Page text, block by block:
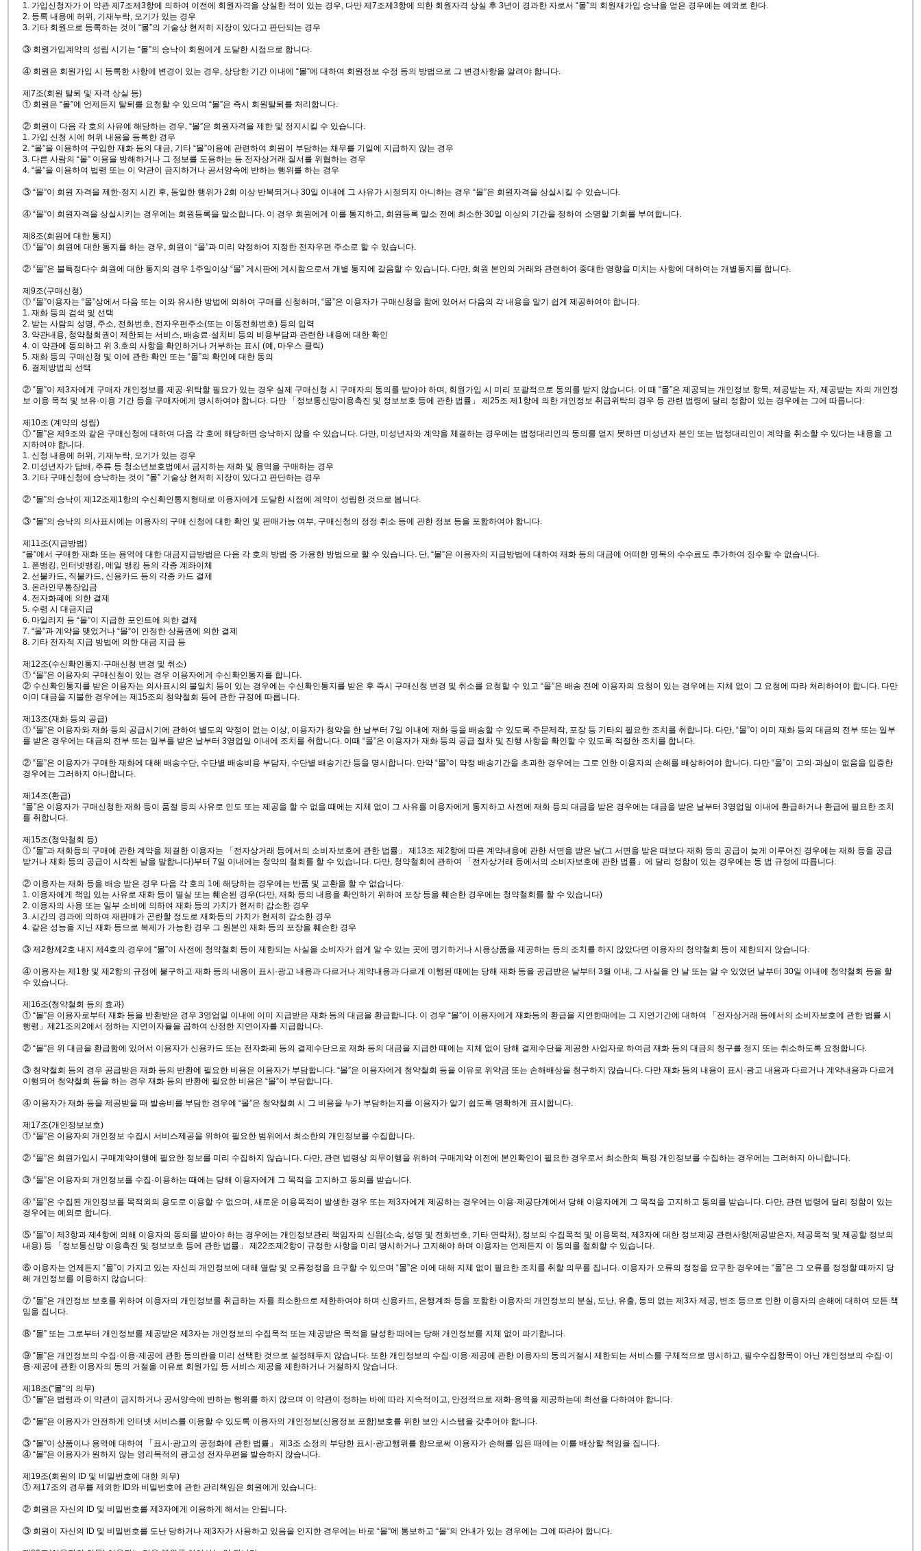
1. 가입신청자가 이 약관 제7조제3항에 의하여 이전에 회원자격을 상실한 적이 있는 경우, 다만 제7조제3항에 의한 회원자격 상실 후 3년이 경과한 자로서 “몰”의 회원재가입 승낙을 얻은 경우에는 예외로 한다.
2. 등록 내용에 허위, 기재누락, 오기가 있는 경우
3. 기타 회원으로 등록하는 것이 “몰”의 기술상 현저히 지장이 있다고 판단되는 경우
③ 회원가입계약의 성립 시기는 “몰”의 승낙이 회원에게 도달한 시점으로 합니다.
④ 회원은 회원가입 시 등록한 사항에 변경이 있는 경우, 상당한 기간 이내에 “몰”에 대하여 회원정보 수정 등의 방법으로 그 변경사항을 알려야 합니다.
제7조(회원 탈퇴 및 자격 상실 등)
① 회원은 “몰”에 언제든지 탈퇴를 요청할 수 있으며 “몰”은 즉시 회원탈퇴를 처리합니다.
② 회원이 다음 각 호의 사유에 해당하는 경우, “몰”은 회원자격을 제한 및 정지시킬 수 있습니다.
1. 가입 신청 시에 허위 내용을 등록한 경우
2. “몰”을 이용하여 구입한 재화 등의 대금, 기타 “몰”이용에 관련하여 회원이 부담하는 채무를 기일에 지급하지 않는 경우
3. 다른 사람의 “몰” 이용을 방해하거나 그 정보를 도용하는 등 전자상거래 질서를 위협하는 경우
4. “몰”을 이용하여 법령 또는 이 약관이 금지하거나 공서양속에 반하는 행위를 하는 경우
③ “몰”이 회원 자격을 제한·정지 시킨 후, 동일한 행위가 2회 이상 반복되거나 30일 이내에 그 사유가 시정되지 아니하는 경우 “몰”은 회원자격을 상실시킬 수 있습니다.
④ “몰”이 회원자격을 상실시키는 경우에는 회원등록을 말소합니다. 이 경우 회원에게 이를 통지하고, 회원등록 말소 전에 최소한 30일 이상의 기간을 정하여 소명할 기회를 부여합니다.
제8조(회원에 대한 통지)
① “몰”이 회원에 대한 통지를 하는 경우, 회원이 “몰”과 미리 약정하여 지정한 전자우편 주소로 할 수 있습니다.
② “몰”은 불특정다수 회원에 대한 통지의 경우 1주일이상 “몰” 게시판에 게시함으로서 개별 통지에 갈음할 수 있습니다. 다만, 회원 본인의 거래와 관련하여 중대한 영향을 미치는 사항에 대하여는 개별통지를 합니다.
제9조(구매신청)
① “몰”이용자는 “몰”상에서 다음 또는 이와 유사한 방법에 의하여 구매를 신청하며, “몰”은 이용자가 구매신청을 함에 있어서 다음의 각 내용을 알기 쉽게 제공하여야 합니다.
1. 재화 등의 검색 및 선택
2. 받는 사람의 성명, 주소, 전화번호, 전자우편주소(또는 이동전화번호) 등의 입력
3. 약관내용, 청약철회권이 제한되는 서비스, 배송료·설치비 등의 비용부담과 관련한 내용에 대한 확인
4. 이 약관에 동의하고 위 3.호의 사항을 확인하거나 거부하는 표시 (예, 마우스 클릭)
5. 재화 등의 구매신청 및 이에 관한 확인 또는 “몰”의 확인에 대한 동의
6. 결제방법의 선택
② “몰”이 제3자에게 구매자 개인정보를 제공·위탁할 필요가 있는 경우 실제 구매신청 시 구매자의 동의를 받아야 하며, 회원가입 시 미리 포괄적으로 동의를 받지 않습니다. 이 때 “몰”은 제공되는 개인정보 항목, 제공받는 자, 제공받는 자의 개인정
보 이용 목적 및 보유·이용 기간 등을 구매자에게 명시하여야 합니다. 다만 「정보통신망이용촉진 및 정보보호 등에 관한 법률」 제25조 제1항에 의한 개인정보 취급위탁의 경우 등 관련 법령에 달리 정함이 있는 경우에는 그에 따릅니다.
제10조 (계약의 성립)
① “몰”은 제9조와 같은 구매신청에 대하여 다음 각 호에 해당하면 승낙하지 않을 수 있습니다. 다만, 미성년자와 계약을 체결하는 경우에는 법정대리인의 동의를 얻지 못하면 미성년자 본인 또는 법정대리인이 계약을 취소할 수 있다는 내용을 고
지하여야 합니다.
1. 신청 내용에 허위, 기재누락, 오기가 있는 경우
2. 미성년자가 담배, 주류 등 청소년보호법에서 금지하는 재화 및 용역을 구매하는 경우
3. 기타 구매신청에 승낙하는 것이 “몰” 기술상 현저히 지장이 있다고 판단하는 경우
② “몰”의 승낙이 제12조제1항의 수신확인통지형태로 이용자에게 도달한 시점에 계약이 성립한 것으로 봅니다.
③ “몰”의 승낙의 의사표시에는 이용자의 구매 신청에 대한 확인 및 판매가능 여부, 구매신청의 정정 취소 등에 관한 정보 등을 포함하여야 합니다.
제11조(지급방법)
“몰”에서 구매한 재화 또는 용역에 대한 대금지급방법은 다음 각 호의 방법 중 가용한 방법으로 할 수 있습니다. 단, “몰”은 이용자의 지급방법에 대하여 재화 등의 대금에 어떠한 명목의 수수료도 추가하여 징수할 수 없습니다.
1. 폰뱅킹, 인터넷뱅킹, 메일 뱅킹 등의 각종 계좌이체
2. 선불카드, 직불카드, 신용카드 등의 각종 카드 결제
3. 온라인무통장입금
4. 전자화폐에 의한 결제
5. 수령 시 대금지급
6. 마일리지 등 “몰”이 지급한 포인트에 의한 결제
7. “몰”과 계약을 맺었거나 “몰”이 인정한 상품권에 의한 결제
8. 기타 전자적 지급 방법에 의한 대금 지급 등
제12조(수신확인통지·구매신청 변경 및 취소)
① “몰”은 이용자의 구매신청이 있는 경우 이용자에게 수신확인통지를 합니다.
② 수신확인통지를 받은 이용자는 의사표시의 불일치 등이 있는 경우에는 수신확인통지를 받은 후 즉시 구매신청 변경 및 취소를 요청할 수 있고 “몰”은 배송 전에 이용자의 요청이 있는 경우에는 지체 없이 그 요청에 따라 처리하여야 합니다. 다만
이미 대금을 지불한 경우에는 제15조의 청약철회 등에 관한 규정에 따릅니다.
제13조(재화 등의 공급)
① “몰”은 이용자와 재화 등의 공급시기에 관하여 별도의 약정이 없는 이상, 이용자가 청약을 한 날부터 7일 이내에 재화 등을 배송할 수 있도록 주문제작, 포장 등 기타의 필요한 조치를 취합니다. 다만, “몰”이 이미 재화 등의 대금의 전부 또는 일부
를 받은 경우에는 대금의 전부 또는 일부를 받은 날부터 3영업일 이내에 조치를 취합니다. 이때 “몰”은 이용자가 재화 등의 공급 절차 및 진행 사항을 확인할 수 있도록 적절한 조치를 합니다.
② “몰”은 이용자가 구매한 재화에 대해 배송수단, 수단별 배송비용 부담자, 수단별 배송기간 등을 명시합니다. 만약 “몰”이 약정 배송기간을 초과한 경우에는 그로 인한 이용자의 손해를 배상하여야 합니다. 다만 “몰”이 고의·과실이 없음을 입증한
경우에는 그러하지 아니합니다.
제14조(환급)
“몰”은 이용자가 구매신청한 재화 등이 품절 등의 사유로 인도 또는 제공을 할 수 없을 때에는 지체 없이 그 사유를 이용자에게 통지하고 사전에 재화 등의 대금을 받은 경우에는 대금을 받은 날부터 3영업일 이내에 환급하거나 환급에 필요한 조치
를 취합니다.
제15조(청약철회 등)
① “몰”과 재화등의 구매에 관한 계약을 체결한 이용자는 「전자상거래 등에서의 소비자보호에 관한 법률」 제13조 제2항에 따른 계약내용에 관한 서면을 받은 날(그 서면을 받은 때보다 재화 등의 공급이 늦게 이루어진 경우에는 재화 등을 공급
받거나 재화 등의 공급이 시작된 날을 말합니다)부터 7일 이내에는 청약의 철회를 할 수 있습니다. 다만, 청약철회에 관하여 「전자상거래 등에서의 소비자보호에 관한 법률」에 달리 정함이 있는 경우에는 동 법 규정에 따릅니다.
② 이용자는 재화 등을 배송 받은 경우 다음 각 호의 1에 해당하는 경우에는 반품 및 교환을 할 수 없습니다.
1. 이용자에게 책임 있는 사유로 재화 등이 멸실 또는 훼손된 경우(다만, 재화 등의 내용을 확인하기 위하여 포장 등을 훼손한 경우에는 청약철회를 할 수 있습니다)
2. 이용자의 사용 또는 일부 소비에 의하여 재화 등의 가치가 현저히 감소한 경우
3. 시간의 경과에 의하여 재판매가 곤란할 정도로 재화등의 가치가 현저히 감소한 경우
4. 같은 성능을 지닌 재화 등으로 복제가 가능한 경우 그 원본인 재화 등의 포장을 훼손한 경우
③ 제2항제2호 내지 제4호의 경우에 “몰”이 사전에 청약철회 등이 제한되는 사실을 소비자가 쉽게 알 수 있는 곳에 명기하거나 시용상품을 제공하는 등의 조치를 하지 않았다면 이용자의 청약철회 등이 제한되지 않습니다.
④ 이용자는 제1항 및 제2항의 규정에 불구하고 재화 등의 내용이 표시·광고 내용과 다르거나 계약내용과 다르게 이행된 때에는 당해 재화 등을 공급받은 날부터 3월 이내, 그 사실을 안 날 또는 알 수 있었던 날부터 30일 이내에 청약철회 등을 할
수 있습니다.
제16조(청약철회 등의 효과)
① “몰”은 이용자로부터 재화 등을 반환받은 경우 3영업일 이내에 이미 지급받은 재화 등의 대금을 환급합니다. 이 경우 “몰”이 이용자에게 재화등의 환급을 지연한때에는 그 지연기간에 대하여 「전자상거래 등에서의 소비자보호에 관한 법률 시
행령」제21조의2에서 정하는 지연이자율을 곱하여 산정한 지연이자를 지급합니다.
② “몰”은 위 대금을 환급함에 있어서 이용자가 신용카드 또는 전자화폐 등의 결제수단으로 재화 등의 대금을 지급한 때에는 지체 없이 당해 결제수단을 제공한 사업자로 하여금 재화 등의 대금의 청구를 정지 또는 취소하도록 요청합니다.
③ 청약철회 등의 경우 공급받은 재화 등의 반환에 필요한 비용은 이용자가 부담합니다. “몰”은 이용자에게 청약철회 등을 이유로 위약금 또는 손해배상을 청구하지 않습니다. 다만 재화 등의 내용이 표시·광고 내용과 다르거나 계약내용과 다르게
이행되어 청약철회 등을 하는 경우 재화 등의 반환에 필요한 비용은 “몰”이 부담합니다.
④ 이용자가 재화 등을 제공받을 때 발송비를 부담한 경우에 “몰”은 청약철회 시 그 비용을 누가 부담하는지를 이용자가 알기 쉽도록 명확하게 표시합니다.
제17조(개인정보보호)
① “몰”은 이용자의 개인정보 수집시 서비스제공을 위하여 필요한 범위에서 최소한의 개인정보를 수집합니다.
② “몰”은 회원가입시 구매계약이행에 필요한 정보를 미리 수집하지 않습니다. 다만, 관련 법령상 의무이행을 위하여 구매계약 이전에 본인확인이 필요한 경우로서 최소한의 특정 개인정보를 수집하는 경우에는 그러하지 아니합니다.
③ “몰”은 이용자의 개인정보를 수집·이용하는 때에는 당해 이용자에게 그 목적을 고지하고 동의를 받습니다.
④ “몰”은 수집된 개인정보를 목적외의 용도로 이용할 수 없으며, 새로운 이용목적이 발생한 경우 또는 제3자에게 제공하는 경우에는 이용·제공단계에서 당해 이용자에게 그 목적을 고지하고 동의를 받습니다. 다만, 관련 법령에 달리 정함이 있는
경우에는 예외로 합니다.
⑤ “몰”이 제3항과 제4항에 의해 이용자의 동의를 받아야 하는 경우에는 개인정보관리 책임자의 신원(소속, 성명 및 전화번호, 기타 연락처), 정보의 수집목적 및 이용목적, 제3자에 대한 정보제공 관련사항(제공받은자, 제공목적 및 제공할 정보의
내용) 등 「정보통신망 이용촉진 및 정보보호 등에 관한 법률」 제22조제2항이 규정한 사항을 미리 명시하거나 고지해야 하며 이용자는 언제든지 이 동의를 철회할 수 있습니다.
⑥ 이용자는 언제든지 “몰”이 가지고 있는 자신의 개인정보에 대해 열람 및 오류정정을 요구할 수 있으며 “몰”은 이에 대해 지체 없이 필요한 조치를 취할 의무를 집니다. 이용자가 오류의 정정을 요구한 경우에는 “몰”은 그 오류를 정정할 때까지 당
해 개인정보를 이용하지 않습니다.
⑦ “몰”은 개인정보 보호를 위하여 이용자의 개인정보를 취급하는 자를 최소한으로 제한하여야 하며 신용카드, 은행계좌 등을 포함한 이용자의 개인정보의 분실, 도난, 유출, 동의 없는 제3자 제공, 변조 등으로 인한 이용자의 손해에 대하여 모든 책
임을 집니다.
⑧ “몰” 또는 그로부터 개인정보를 제공받은 제3자는 개인정보의 수집목적 또는 제공받은 목적을 달성한 때에는 당해 개인정보를 지체 없이 파기합니다.
⑨ “몰”은 개인정보의 수집·이용·제공에 관한 동의란을 미리 선택한 것으로 설정해두지 않습니다. 또한 개인정보의 수집·이용·제공에 관한 이용자의 동의거절시 제한되는 서비스를 구체적으로 명시하고, 필수수집항목이 아닌 개인정보의 수집·이
용·제공에 관한 이용자의 동의 거절을 이유로 회원가입 등 서비스 제공을 제한하거나 거절하지 않습니다.
제18조(“몰“의 의무)
① “몰”은 법령과 이 약관이 금지하거나 공서양속에 반하는 행위를 하지 않으며 이 약관이 정하는 바에 따라 지속적이고, 안정적으로 재화·용역을 제공하는데 최선을 다하여야 합니다.
② “몰”은 이용자가 안전하게 인터넷 서비스를 이용할 수 있도록 이용자의 개인정보(신용정보 포함)보호를 위한 보안 시스템을 갖추어야 합니다.
③ “몰”이 상품이나 용역에 대하여 「표시·광고의 공정화에 관한 법률」 제3조 소정의 부당한 표시·광고행위를 함으로써 이용자가 손해를 입은 때에는 이를 배상할 책임을 집니다.
④ “몰”은 이용자가 원하지 않는 영리목적의 광고성 전자우편을 발송하지 않습니다.
제19조(회원의 ID 및 비밀번호에 대한 의무)
① 제17조의 경우를 제외한 ID와 비밀번호에 관한 관리책임은 회원에게 있습니다.
② 회원은 자신의 ID 및 비밀번호를 제3자에게 이용하게 해서는 안됩니다.
③ 회원이 자신의 ID 및 비밀번호를 도난 당하거나 제3자가 사용하고 있음을 인지한 경우에는 바로 “몰”에 통보하고 “몰”의 안내가 있는 경우에는 그에 따라야 합니다.